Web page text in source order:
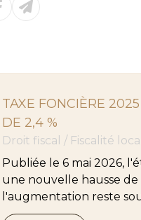
TAXE FONCIÈRE
DE 2,4 %
Droit fiscal / Fiscalité
Publiée le 6 mai 2026,
une nouvelle hausse de
l'augmentation reste